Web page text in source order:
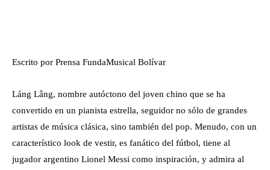
Escrito por Prensa FundaMusical Bolívar
Láng Lâng, nombre autóctono del joven chino que se ha
convertido en un pianista estrella, seguidor no sólo de grandes
artistas de música clásica, sino también del pop. Menudo, con un
característico look de vestir, es fanático del fútbol, tiene al
jugador argentino Lionel Messi como inspiración, y admira al